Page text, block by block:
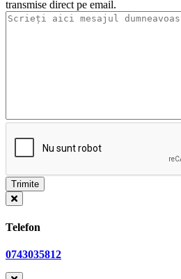
transmise direct pe email.
Telefon
0743035812